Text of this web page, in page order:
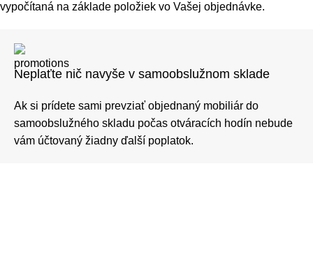
vypočítaná na základe položiek vo Vašej objednávke.
Neplaťte nič navyše v samoobslužnom sklade
Ak si prídete sami prevziať objednaný mobiliár do
samoobslužného skladu počas otváracích hodín nebude
vám účtovaný žiadny ďalší poplatok.